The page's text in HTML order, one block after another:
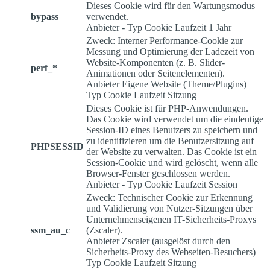
bypass
Dieses Cookie wird für den Wartungsmodus
verwendet.
Anbieter - Typ Cookie Laufzeit 1 Jahr
perf_*
Zweck: Interner Performance-Cookie zur
Messung und Optimierung der Ladezeit von
Website-Komponenten (z. B. Slider-
Animationen oder Seitenelementen).
Anbieter Eigene Website (Theme/Plugins)
Typ Cookie Laufzeit Sitzung
PHPSESSID
Dieses Cookie ist für PHP-Anwendungen.
Das Cookie wird verwendet um die eindeutige
Session-ID eines Benutzers zu speichern und
zu identifizieren um die Benutzersitzung auf
der Website zu verwalten. Das Cookie ist ein
Session-Cookie und wird gelöscht, wenn alle
Browser-Fenster geschlossen werden.
Anbieter - Typ Cookie Laufzeit Session
ssm_au_c
Zweck: Technischer Cookie zur Erkennung
und Validierung von Nutzer-Sitzungen über
Unternehmenseigenen IT-Sicherheits-Proxys
(Zscaler).
Anbieter Zscaler (ausgelöst durch den
Sicherheits-Proxy des Webseiten-Besuchers)
Typ Cookie Laufzeit Sitzung